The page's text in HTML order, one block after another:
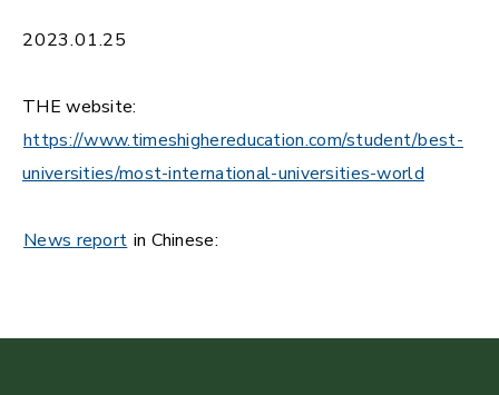
2023.01.25
THE website:
https://www.timeshighereducation.com/student/best-
universities/most-international-universities-world
News report in Chinese: